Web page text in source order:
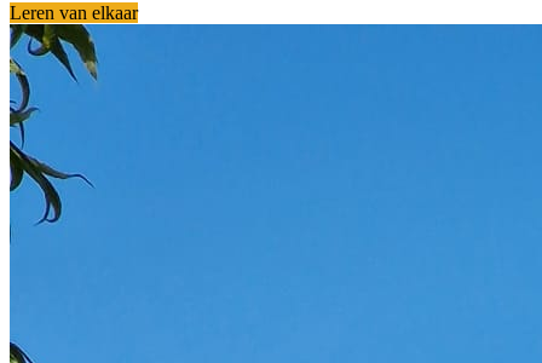
Leren van elkaar